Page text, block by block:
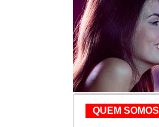
QUEM SOMOS